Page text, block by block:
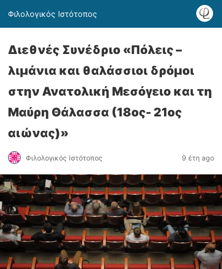
Φιλολογικός Ιστότοπος
Διεθνές Συνέδριο «Πόλεις –
λιμάνια και θαλάσσιοι δρόμοι
στην Ανατολική Μεσόγειο και τη
Μαύρη Θάλασσα (18ος- 21ος
αιώνας)»
Φιλολογικός Ιστότοπος 9 έτη ago